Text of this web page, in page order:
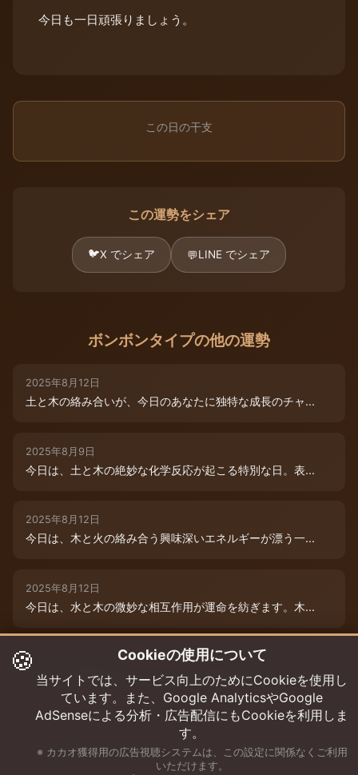
今日も一日頑張りましょう。
この日の干支
この運勢をシェア
🐦X でシェア 💬LINE でシェア
ボンボンタイプの他の運勢
2025年8月12日
土と木の絡み合いが、今日のあなたに独特な成長のチャ...
2025年8月9日
今日は、土と木の絶妙な化学反応が起こる特別な日。表...
2025年8月12日
今日は、木と火の絡み合う興味深いエネルギーが漂う一...
2025年8月12日
今日は、水と木の微妙な相互作用が運命を紡ぎます。木...
2025年8月12日
今日は、情熱的な炎のエネルギーと柔軟な木のしなやか...
🍪 Cookieの使用について
当サイトでは、サービス向上のためにCookieを使用し
ています。また、Google AnalyticsやGoogle
AdSenseによる分析・広告配信にもCookieを利用しま
す。
※ カカオ獲得用の広告視聴システムは、この設定に関係なくご利用
いただけます。